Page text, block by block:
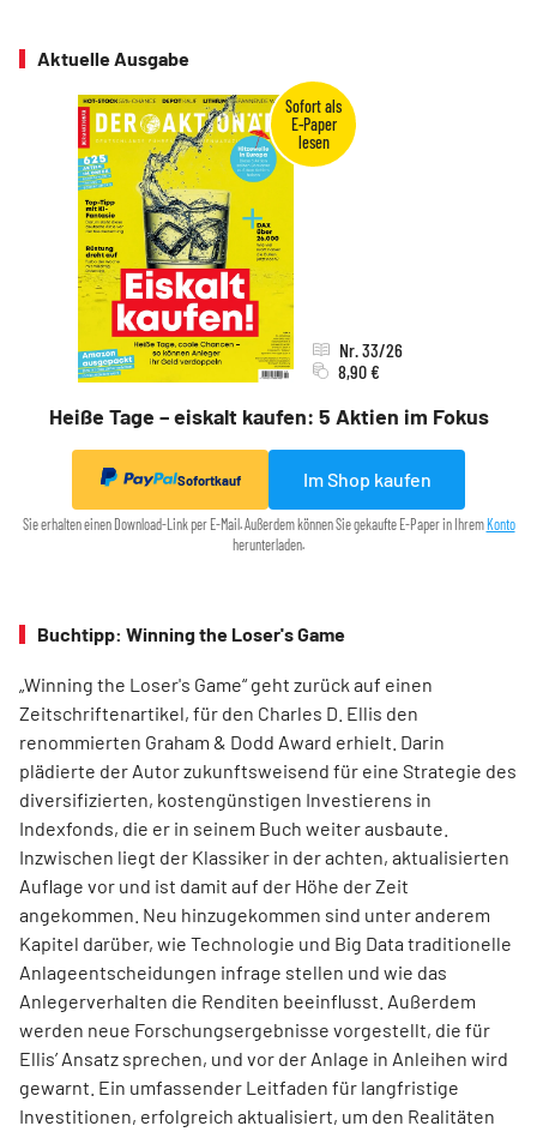
Aktuelle Ausgabe
Heiße Tage – eiskalt kaufen: 5 Aktien im Fokus
Nr. 33/26
8,90 €
Sofortkauf Im Shop kaufen
Sie erhalten einen Download-Link per E-Mail. Außerdem können Sie gekaufte E-Paper in Ihrem Konto
herunterladen.
Buchtipp: Winning the Loser's Game
„Winning the Loser's Game“ geht zurück auf einen
Zeitschriftenartikel, für den Charles D. Ellis den
renommierten Graham & Dodd Award erhielt. Darin
plädierte der Autor zukunftsweisend für eine Strategie des
diversifizierten, kostengünstigen Investierens in
Indexfonds, die er in seinem Buch weiter ausbaute.
Inzwischen liegt der Klassiker in der achten, aktualisierten
Auflage vor und ist damit auf der Höhe der Zeit
angekommen. Neu hinzugekommen sind unter anderem
Kapitel darüber, wie Technologie und Big Data traditionelle
Anlageentscheidungen infrage stellen und wie das
Anlegerverhalten die Renditen beeinflusst. Außerdem
werden neue Forschungsergebnisse vorgestellt, die für
Ellis’ Ansatz sprechen, und vor der Anlage in Anleihen wird
gewarnt. Ein umfassender Leitfaden für langfristige
Investitionen, erfolgreich aktualisiert, um den Realitäten